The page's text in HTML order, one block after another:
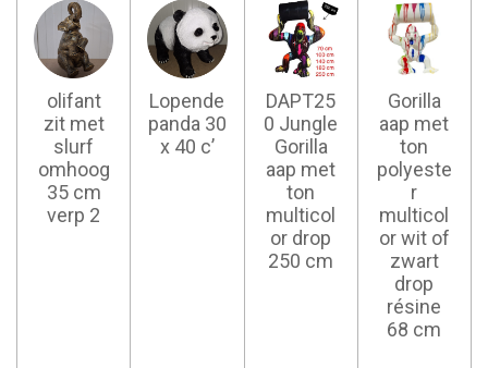
olifant
zit met
slurf
omhoog
35 cm
verp 2
Lopende
panda 30
x 40 c’
DAPT25
0 Jungle
Gorilla
aap met
ton
multicol
or drop
250 cm
Gorilla
aap met
ton
polyeste
r
multicol
or wit of
zwart
drop
résine
68 cm